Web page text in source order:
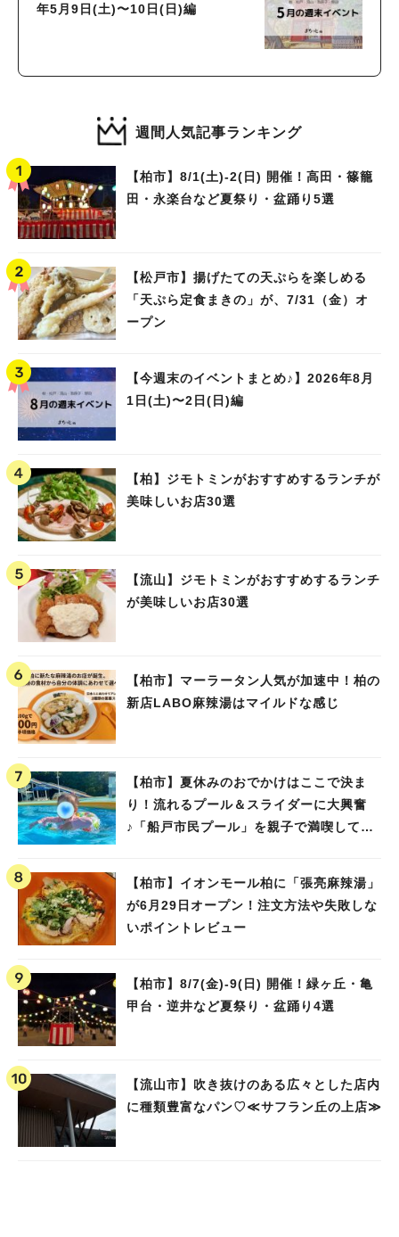
年5月9日(土)〜10日(日)編
週間人気記事ランキング
【柏市】8/1(土)‐2(日) 開催！高田・篠籠
田・永楽台など夏祭り・盆踊り5選
【松戸市】揚げたての天ぷらを楽しめる
「天ぷら定食まきの」が、7/31（金）オ
ープン
【今週末のイベントまとめ♪】2026年8月
1日(土)〜2日(日)編
【柏】ジモトミンがおすすめするランチが
美味しいお店30選
【流山】ジモトミンがおすすめするランチ
が美味しいお店30選
【柏市】マーラータン人気が加速中！柏の
新店LABO麻辣湯はマイルドな感じ
【柏市】夏休みのおでかけはここで決ま
り！流れるプール＆スライダーに大興奮
♪「船戸市民プール」を親子で満喫してき
【柏市】イオンモール柏に「張亮麻辣湯」
が6月29日オープン！注文方法や失敗しな
いポイントレビュー
【柏市】8/7(金)‐9(日) 開催！緑ヶ丘・亀
甲台・逆井など夏祭り・盆踊り4選
【流山市】吹き抜けのある広々とした店内
に種類豊富なパン♡≪サフラン丘の上店≫